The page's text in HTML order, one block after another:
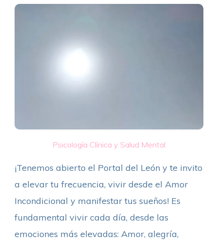
Psicología Clínica y Salud Mental
¡Tenemos abierto el Portal del León y te invito
a elevar tu frecuencia, vivir desde el Amor
Incondicional y manifestar tus sueños! Es
fundamental vivir cada día, desde las
emociones más elevadas: Amor, alegría,